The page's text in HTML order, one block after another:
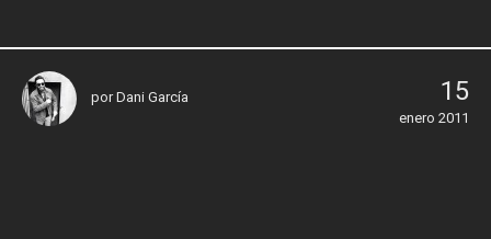
porDani García 15
enero 2011